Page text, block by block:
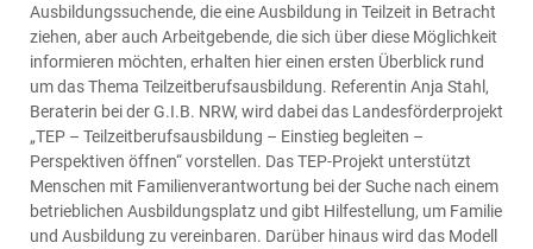
Ausbildungssuchende, die eine Ausbildung in Teilzeit in Betracht
ziehen, aber auch Arbeitgebende, die sich über diese Möglichkeit
informieren möchten, erhalten hier einen ersten Überblick rund
um das Thema Teilzeitberufsausbildung. Referentin Anja Stahl,
Beraterin bei der G.I.B. NRW, wird dabei das Landesförderprojekt
„TEP – Teilzeitberufsausbildung – Einstieg begleiten –
Perspektiven öffnen“ vorstellen. Das TEP-Projekt unterstützt
Menschen mit Familienverantwortung bei der Suche nach einem
betrieblichen Ausbildungsplatz und gibt Hilfestellung, um Familie
und Ausbildung zu vereinbaren. Darüber hinaus wird das Modell